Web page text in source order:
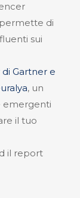
di
sui
Gartner e
, un
emergenti
il tuo
il report